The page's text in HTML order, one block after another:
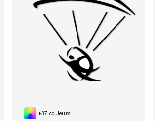
+37 couleurs